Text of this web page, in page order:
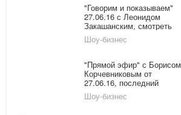
"Говорим и показываем"
27.06.16 с Леонидом
Закашанским, смотреть
онлайн последний
выпуск: Любовник вместо
Шоу-бизнес
"Прямой эфир" с Борисом
Корчевниковым от
27.06.16, последний
выпуск онлайн: Наргиз
получает угрозы от мужа-
Шоу-бизнес